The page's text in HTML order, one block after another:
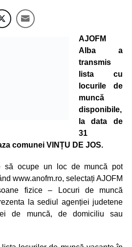
AJOFM
Alba a
transmis
lista cu
locurile de
muncă
disponibile,
la data de
31
comunei VINȚU DE JOS.
să ocupe un loc de muncă pot
www.anofm.ro, selectați AJOFM
fizice – Locuri de muncă
la sediul agenției judetene
de muncă, de domiciliu sau